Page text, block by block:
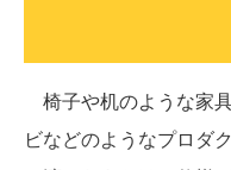
椅子や机のような家
ビなどのようなプロダ